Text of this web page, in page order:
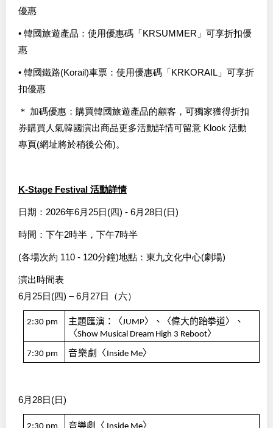
優惠
• 韓國旅遊產品：使用優惠碼「KRSUMMER」可享折扣優
惠
• 韓國鐵路(Korail)車票：使用優惠碼「KRKORAIL」可享折
扣優惠
＊ 加碼優惠：購買韓國旅遊產品的顧客，可獨家獲得折扣
券購買人氣韓國演出商品更多活動詳情可留意 Klook 活動
專頁(網址將於稍後公佈)。
K-Stage Festival 活動詳情
日期：2026年6月25日(四) - 6月28日(日)
時間：下午2時半，下午7時半
(各場次約 110 - 120分鐘)地點：東九文化中心(劇場)
演出時間表
6月25日(四) – 6月27日（六）
2:30 pm 主題匯演：〈JUMP〉、〈偉大的跆拳道〉、
〈Show Musical Dream High 3 Reboot〉
7:30 pm 音樂劇〈 Inside Me〉
6月28日(日)
音樂劇〈 〉